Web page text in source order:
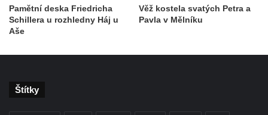
Pamětní deska Friedricha
Schillera u rozhledny Háj u
Aše
Věž kostela svatých Petra a
Pavla v Mělníku
Štítky